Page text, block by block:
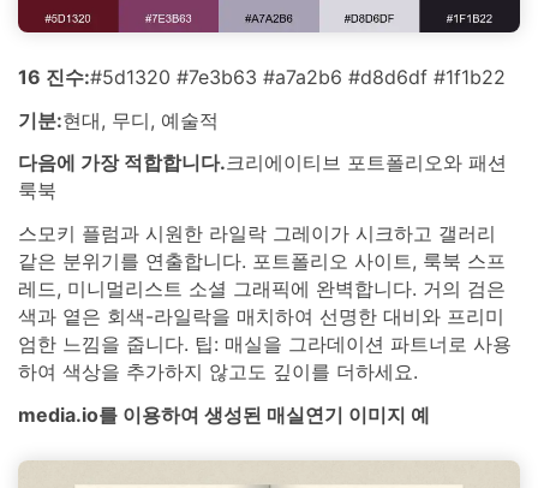
16 진수:#5d1320 #7e3b63 #a7a2b6 #d8d6df #1f1b22
기분:현대, 무디, 예술적
다음에 가장 적합합니다.크리에이티브 포트폴리오와 패션
룩북
스모키 플럼과 시원한 라일락 그레이가 시크하고 갤러리
같은 분위기를 연출합니다. 포트폴리오 사이트, 룩북 스프
레드, 미니멀리스트 소셜 그래픽에 완벽합니다. 거의 검은
색과 옅은 회색-라일락을 매치하여 선명한 대비와 프리미
엄한 느낌을 줍니다. 팁: 매실을 그라데이션 파트너로 사용
하여 색상을 추가하지 않고도 깊이를 더하세요.
media.io를 이용하여 생성된 매실연기 이미지 예